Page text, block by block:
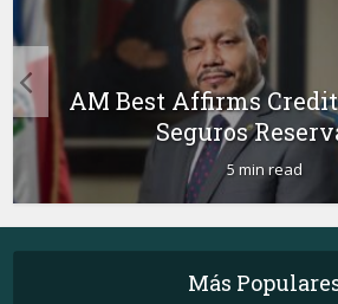
AM Best Affirms
Seguros
5 min read
Más